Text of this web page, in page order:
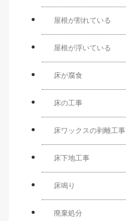
屋根が割れている
屋根が浮いている
床が腐食
床の工事
床ワックスの剥離工事
床下地工事
床鳴り
廃棄処分